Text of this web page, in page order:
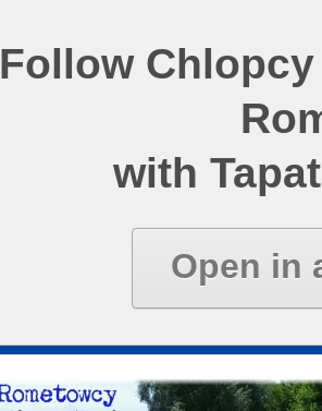
Follow
with
Open in